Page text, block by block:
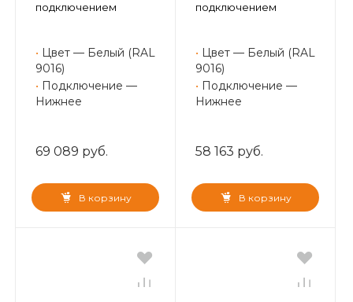
подключением
• Цвет — Белый (RAL
9016)
• Подключение —
Нижнее
69 089 руб.
В корзину
подключением
• Цвет — Белый (RAL
9016)
• Подключение —
Нижнее
58 163 руб.
В корзину